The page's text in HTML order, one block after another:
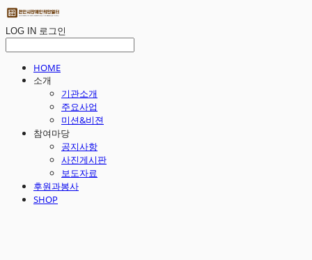
LOG IN 로그인
HOME
소개
기관소개
주요사업
미션&비젼
참여마당
공지사항
사진게시판
보도자료
후원과봉사
SHOP